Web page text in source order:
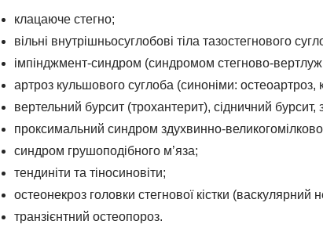
клацаюче стегно;
вільні внутрішньосуглобові тіла тазостегнового
імпінджмент-синдром (синдромом стегново-
артроз кульшового суглоба (синоніми: остеоартроз,
вертельний бурсит (трохантерит), сідничний бурсит,
проксимальний синдром здухвинно-
синдром грушоподібного м’яза;
тендиніти та тіносиновіти;
остеонекроз головки стегнової кістки (васкулярний
транзієнтний остеопороз.